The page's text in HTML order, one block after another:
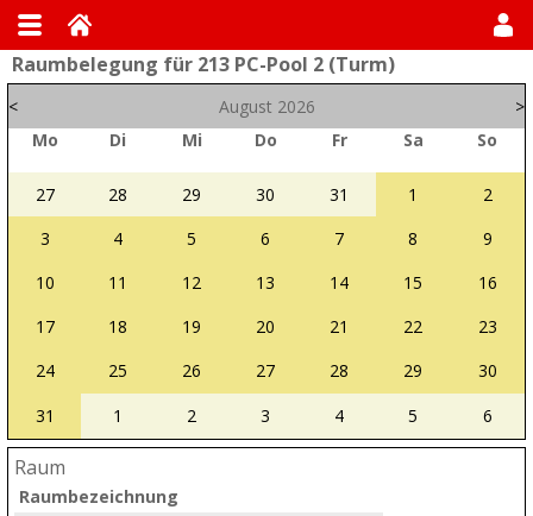
Raumbelegung für 213 PC-Pool 2 (Turm)
< August 2026
>
Mo
Di Mi Do Fr Sa So
27 28 29 30 31 1
2
3
4 5 6 7 8
9
10
11 12 13 14 15
16
17
18 19 20 21 22
23
24
25 26 27 28 29
30
31
1 2 3 4 5 6
Raum
Raumbezeichnung